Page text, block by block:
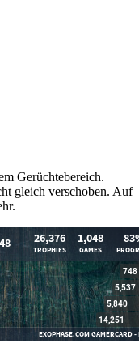
Gerüchtebereich.
gleich verschoben. Auf